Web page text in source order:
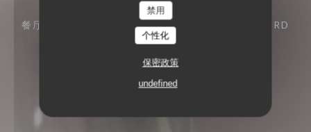
禁用
个性化
保密政策
undefined
餐厅传统
20 RUE DES FOSSÉS SAINT-BERNARD
75005 PARIS